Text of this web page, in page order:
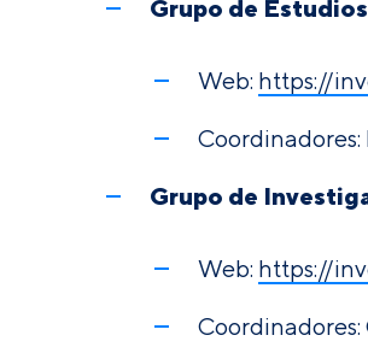
Grupo de
Web: https://
Coordinadores:
Grupo de
Web: https://